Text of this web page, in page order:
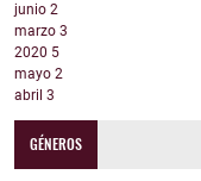
junio 2
marzo 3
2020 5
mayo 2
abril 3
GÉNEROS